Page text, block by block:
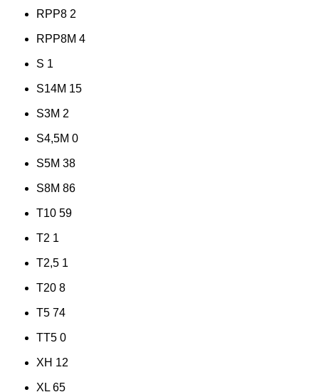
RPP8 2
RPP8M 4
S 1
S14M 15
S3M 2
S4,5M 0
S5M 38
S8M 86
T10 59
T2 1
T2,5 1
T20 8
T5 74
TT5 0
XH 12
XL 65